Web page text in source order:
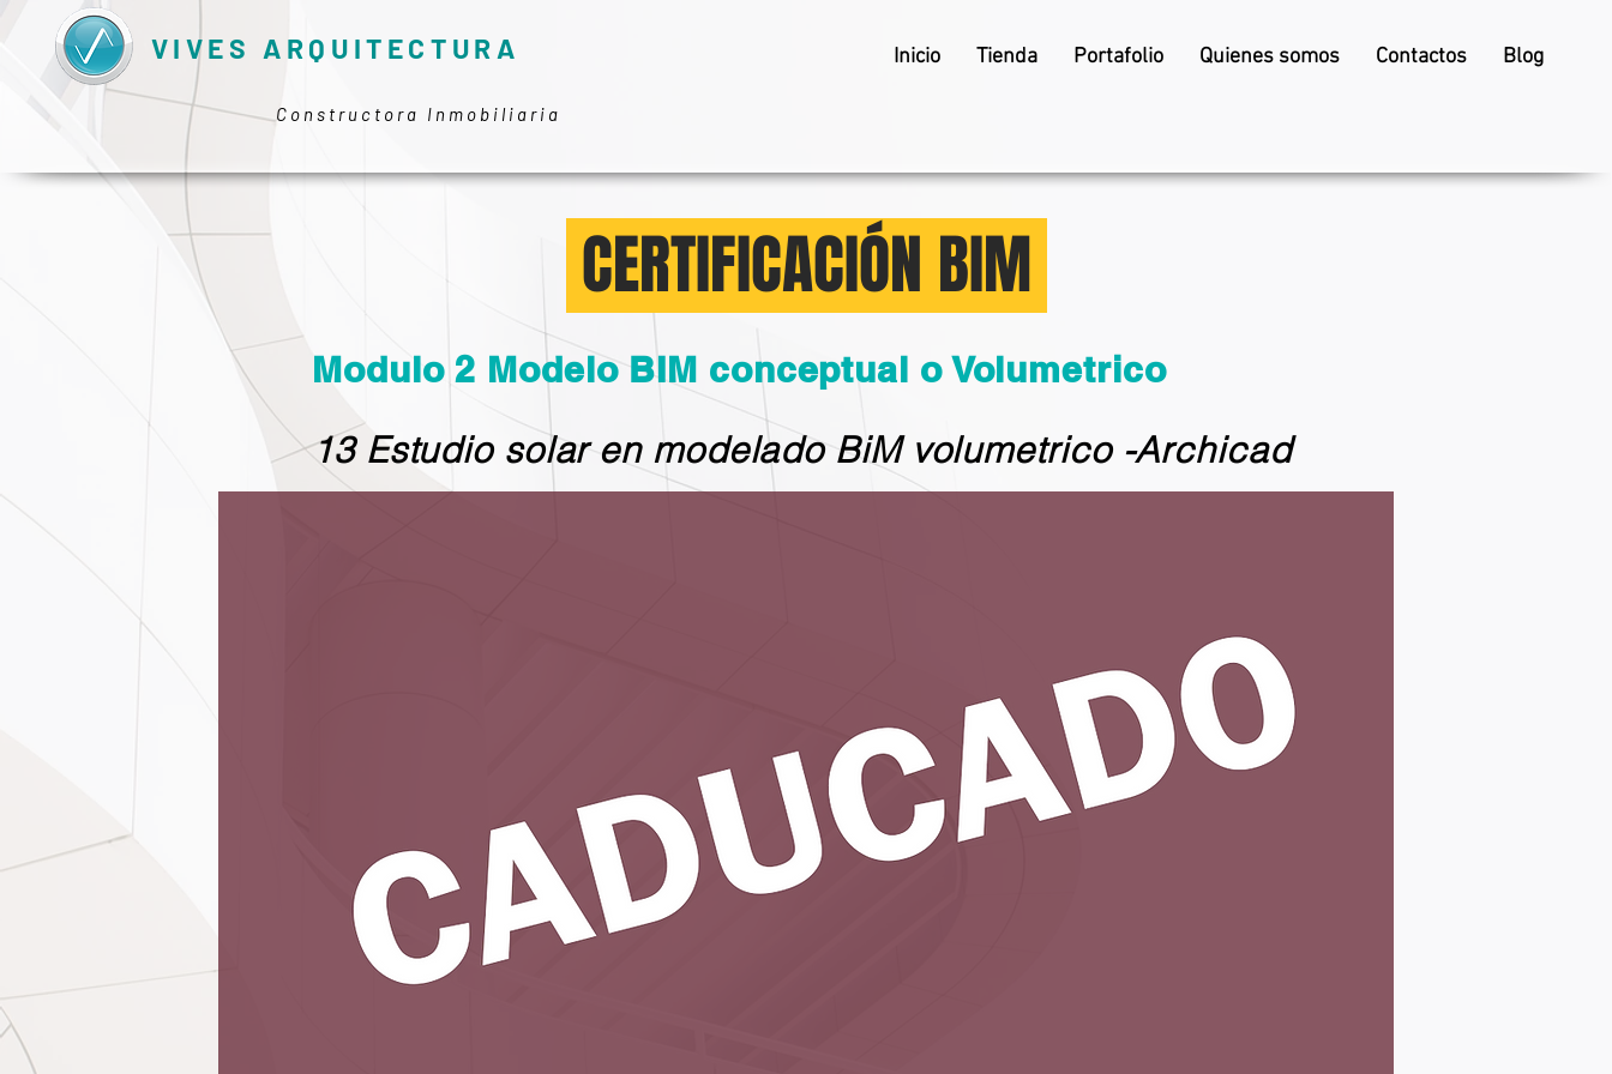
Inicio Tienda Portafolio Quienes somos Contactos Blog
VIVES ARQUITECTURA
Constructora Inmobiliaria
CERTIFICACIÓN BIM
Modulo 2 Modelo BIM conceptual o Volumetrico
13 Estudio solar en modelado BiM volumetrico -Archicad